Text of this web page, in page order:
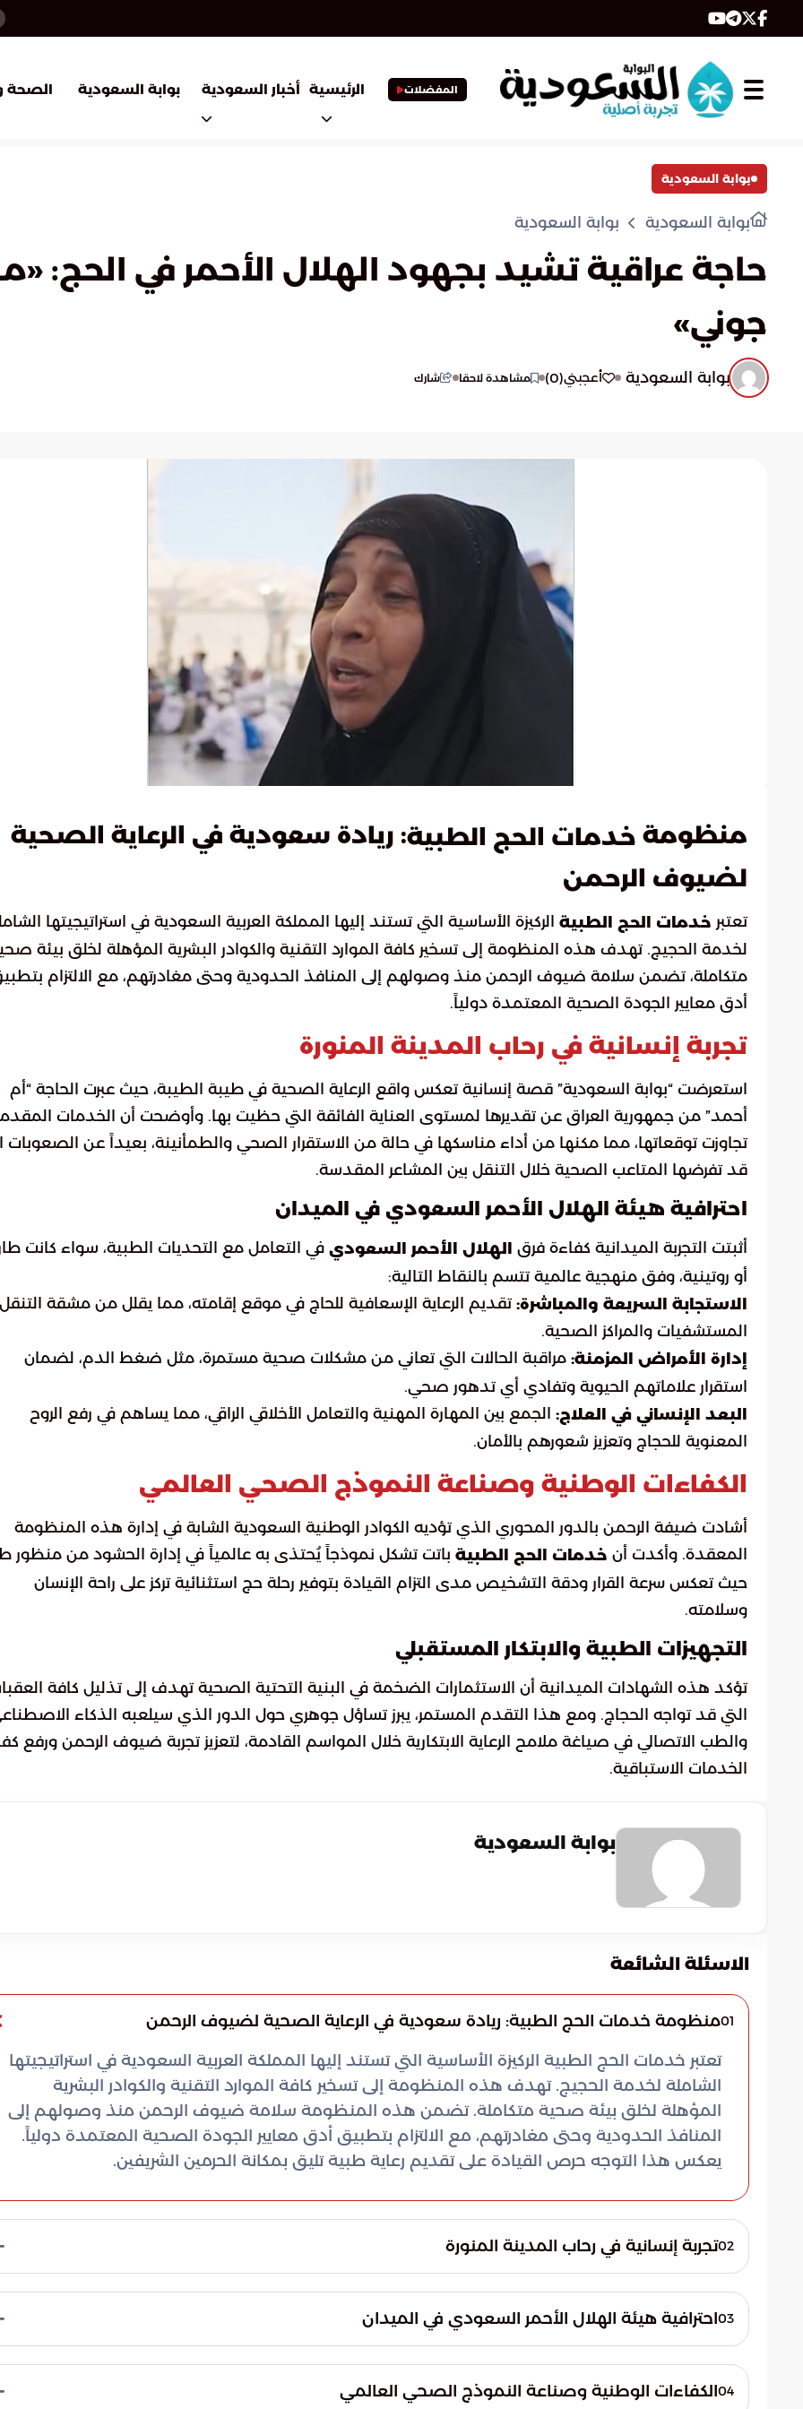
المفضلات الرئيسية أخبار السعودية بوابة السعودية الصحة
بوابة السعودية
بوابة السعودية بوابة السعودية
حاجة عراقية تشيد بجهود الهلال الأحمر في الحج:
جوني»
بوابة السعودية أعجبني(
0
) مشاهدة لاحقا شارك
منظومة خدمات الحج الطبية: ريادة سعودية في الرعاية الصحية
لضيوف الرحمن
تعتبر خدمات الحج الطبية الركيزة الأساسية التي تستند إليها المملكة العربية السعودية في استراتيجيتها
لخدمة الحجيج. تهدف هذه المنظومة إلى تسخير كافة الموارد التقنية والكوادر البشرية المؤهلة لخلق بيئة
متكاملة، تضمن سلامة ضيوف الرحمن منذ وصولهم إلى المنافذ الحدودية وحتى مغادرتهم، مع الالتزام
أدق معايير الجودة الصحية المعتمدة دولياً.
تجربة إنسانية في رحاب المدينة المنورة
استعرضت “بوابة السعودية” قصة إنسانية تعكس واقع الرعاية الصحية في طيبة الطيبة، حيث عبرت الحاجة “أم
أحمد” من جمهورية العراق عن تقديرها لمستوى العناية الفائقة التي حظيت بها. وأوضحت أن الخدمات
تجاوزت توقعاتها، مما مكنها من أداء مناسكها في حالة من الاستقرار الصحي والطمأنينة، بعيداً عن الصعوبات
قد تفرضها المتاعب الصحية خلال التنقل بين المشاعر المقدسة.
احترافية هيئة الهلال الأحمر السعودي في الميدان
أثبتت التجربة الميدانية كفاءة فرق الهلال الأحمر السعودي في التعامل مع التحديات الطبية، سواء كانت
أو روتينية، وفق منهجية عالمية تتسم بالنقاط التالية:
الاستجابة السريعة والمباشرة: تقديم الرعاية الإسعافية للحاج في موقع إقامته، مما يقلل من مشقة
المستشفيات والمراكز الصحية.
إدارة الأمراض المزمنة: مراقبة الحالات التي تعاني من مشكلات صحية مستمرة، مثل ضغط الدم، لضمان
استقرار علاماتهم الحيوية وتفادي أي تدهور صحي.
البعد الإنساني في العلاج: الجمع بين المهارة المهنية والتعامل الأخلاقي الراقي، مما يساهم في رفع الروح
المعنوية للحجاج وتعزيز شعورهم بالأمان.
الكفاءات الوطنية وصناعة النموذج الصحي العالمي
أشادت ضيفة الرحمن بالدور المحوري الذي تؤديه الكوادر الوطنية السعودية الشابة في إدارة هذه المنظومة
المعقدة. وأكدت أن خدمات الحج الطبية باتت تشكل نموذجاً يُحتذى به عالمياً في إدارة الحشود من منظور
حيث تعكس سرعة القرار ودقة التشخيص مدى التزام القيادة بتوفير رحلة حج استثنائية تركز على راحة الإنسان
وسلامته.
التجهيزات الطبية والابتكار المستقبلي
تؤكد هذه الشهادات الميدانية أن الاستثمارات الضخمة في البنية التحتية الصحية تهدف إلى تذليل كافة
التي قد تواجه الحجاج. ومع هذا التقدم المستمر، يبرز تساؤل جوهري حول الدور الذي سيلعبه الذكاء
والطب الاتصالي في صياغة ملامح الرعاية الابتكارية خلال المواسم القادمة، لتعزيز تجربة ضيوف الرحمن ورفع
الخدمات الاستباقية.
بوابة السعودية
الاسئلة الشائعة
01منظومة خدمات الحج الطبية: ريادة سعودية في الرعاية الصحية لضيوف الرحمن
تعتبر خدمات الحج الطبية الركيزة الأساسية التي تستند إليها المملكة العربية السعودية في استراتيجيتها
الشاملة لخدمة الحجيج. تهدف هذه المنظومة إلى تسخير كافة الموارد التقنية والكوادر البشرية
المؤهلة لخلق بيئة صحية متكاملة. تضمن هذه المنظومة سلامة ضيوف الرحمن منذ وصولهم إلى
المنافذ الحدودية وحتى مغادرتهم، مع الالتزام بتطبيق أدق معايير الجودة الصحية المعتمدة دولياً.
يعكس هذا التوجه حرص القيادة على تقديم رعاية طبية تليق بمكانة الحرمين الشريفين.
02تجربة إنسانية في رحاب المدينة المنورة
الحاجة أم أحمد من جمهورية العراق عن تقديرها لمستوى العناية الفائقة التي حظيت بها. أوضحت
الحاجة أن الخدمات المقدمة تجاوزت توقعاتها، مما مكنها من أداء مناسكها في حالة من الاستقرار
الصحي والطمأنينة، بعيداً عن الصعوبات التي قد تفرضها المتاعب الصحية خلال التنقل بين المشاعر
المقدسة.
03احترافية هيئة الهلال الأحمر السعودي في الميدان
كانت طارئة أو روتينية، وفق منهجية عالمية تتسم بالنقاط التالية:04الكفاءات الوطنية وصناعة النموذج الصحي العالمي